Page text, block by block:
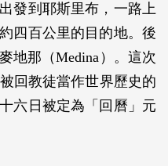
發到耶斯里布，一路上
四百公里的目的地。後
地那（Medina）。這次
回教徒當作世界歷史的
六日被定為「回曆」元